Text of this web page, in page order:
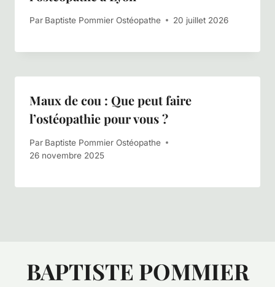
Par Baptiste Pommier Ostéopathe 20 juillet 2026
Maux de cou : Que peut faire
l’ostéopathie pour vous ?
Par Baptiste Pommier Ostéopathe
26 novembre 2025
BAPTISTE POMMIER